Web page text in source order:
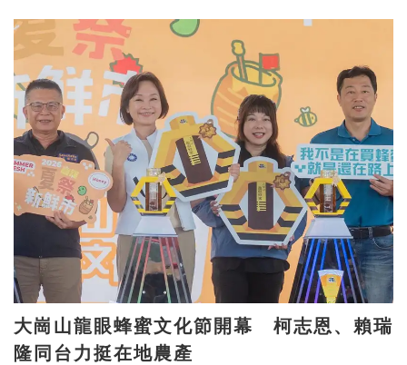
大崗山龍眼蜂蜜文化節開幕 柯志恩、賴瑞
隆同台力挺在地農產